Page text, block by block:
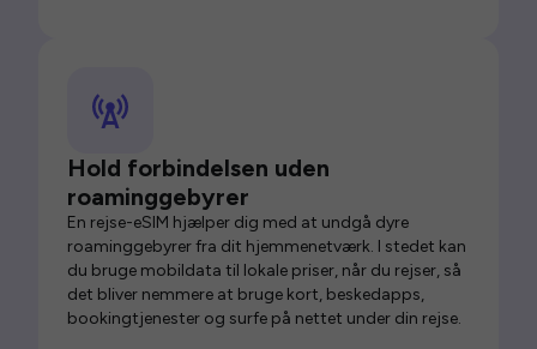
Hold forbindelsen uden
roaminggebyrer
En rejse-eSIM hjælper dig med at undgå dyre
roaminggebyrer fra dit hjemmenetværk. I stedet kan
du bruge mobildata til lokale priser, når du rejser, så
det bliver nemmere at bruge kort, beskedapps,
bookingtjenester og surfe på nettet under din rejse.